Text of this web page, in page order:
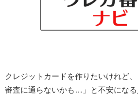
クレジットカードを作りたいけれど
審査に通らないかも…」と不安になる